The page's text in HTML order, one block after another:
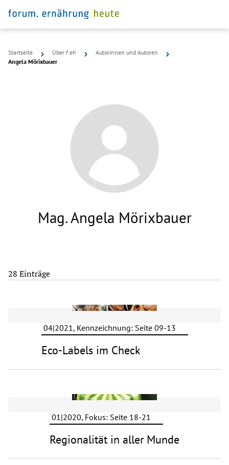
Startseite Über f.eh
Autorinnen und Autoren
Angela Mörixbauer
Mag. Angela Mörixbauer
28 Einträge
04|2021, Kennzeichnung: Seite 09-13
Eco-Labels im Check
01|2020, Fokus: Seite 18-21
Regionalität in aller Munde